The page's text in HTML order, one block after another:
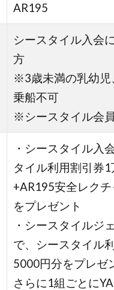
AR195
シースタイル入会
方
※3歳未満の乳幼児
乗船不可
※シースタイル会
・ シースタイル入
タイル利用割引券1
+AR195安全レク
をプレゼント
・シースタイルジ
で、シースタイル
5000円分をプレゼ
さらに1組ごとに